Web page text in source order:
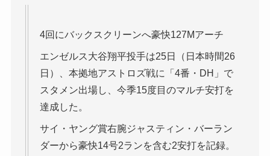
4回にバックスクリーンへ豪快127Mアーチ
エンゼルス大谷翔平投手は25日（日本時間26
日）、本拠地アストロズ戦に「4番・DH」で
スタメン出場し、今季15度目のマルチ安打を
達成した。
サイ・ヤング賞右腕ジャスティン・バーラン
ダーから豪快14号2ランを含む2安打を記録。